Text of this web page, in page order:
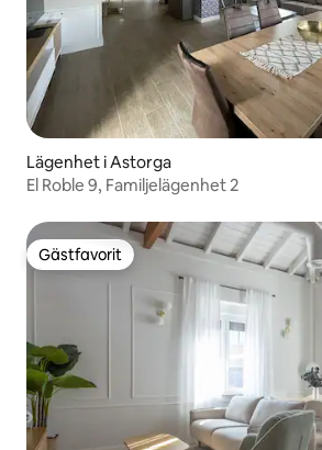
Lägenhet i Astorga
El Roble 9, Familjelägenhet 2
Gästfavorit
Gästfavorit